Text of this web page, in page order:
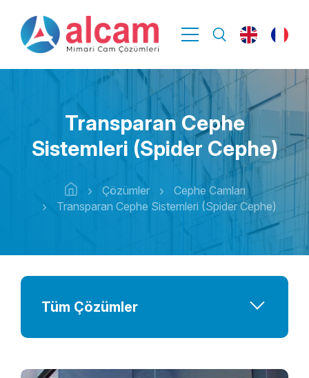
Transparan Cephe
Sistemleri (Spider Cephe)
Çözümler
Cephe Camları
Transparan Cephe Sistemleri (Spider Cephe)
Tüm Çözümler